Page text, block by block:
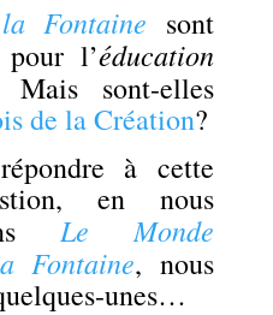
Fontaine sont
pour l’éducation
Mais sont-elles
de la Création?
à cette
en nous
Le Monde
Fontaine, nous
unes…